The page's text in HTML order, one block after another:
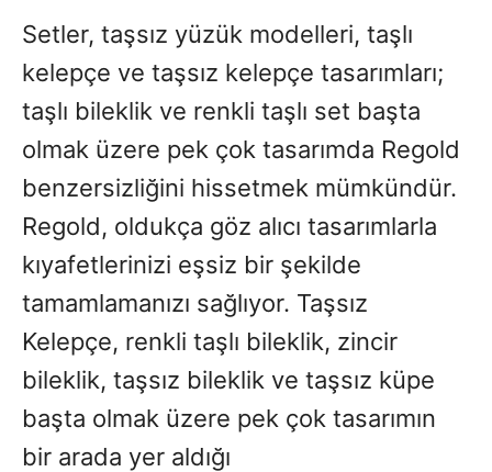
Setler, taşsız yüzük modelleri, taşlı
kelepçe ve taşsız kelepçe tasarımları;
taşlı bileklik ve renkli taşlı set başta
olmak üzere pek çok tasarımda Regold
benzersizliğini hissetmek mümkündür.
Regold, oldukça göz alıcı tasarımlarla
kıyafetlerinizi eşsiz bir şekilde
tamamlamanızı sağlıyor. Taşsız
Kelepçe, renkli taşlı bileklik, zincir
bileklik, taşsız bileklik ve taşsız küpe
başta olmak üzere pek çok tasarımın
bir arada yer aldığı